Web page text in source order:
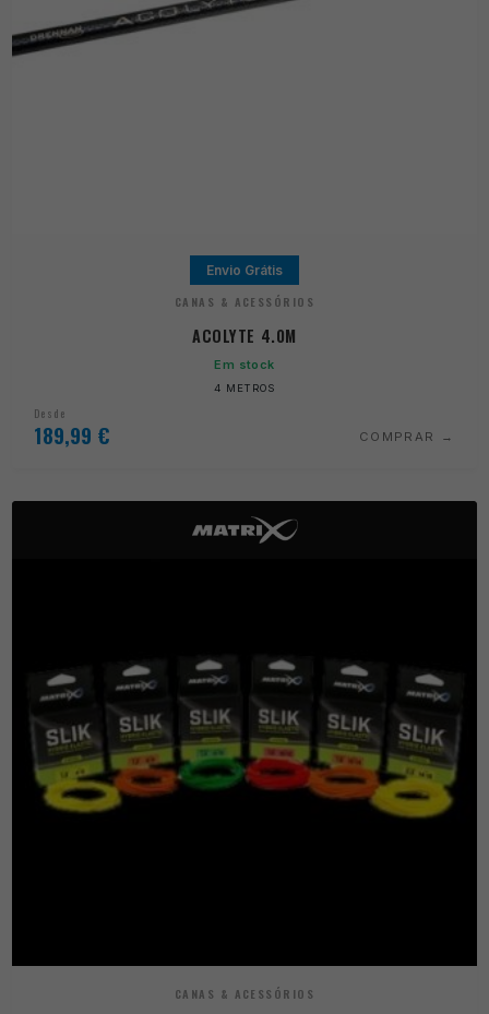
Envio Grátis
CANAS & ACESSÓRIOS
ACOLYTE 4.0M
Em stock
4 METROS
Desde
189,99 € COMPRAR
CANAS & ACESSÓRIOS